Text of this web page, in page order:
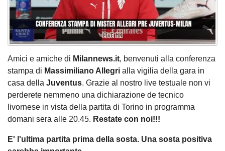
Amici e amiche di Milannews.it, benvenuti alla conferenza
stampa di Massimiliano Allegri alla vigilia della gara in
casa della Juventus. Grazie al nostro live testuale non vi
perderete nemmeno una dichiarazione de tecnico
livornese in vista della partita di Torino in programma
domani sera alle 20.45. Restate con noi!!!
E' l'ultima partita prima della sosta. Una sosta positiva